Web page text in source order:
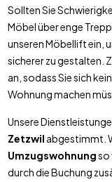
Sollten Sie
Möbel über enge
unseren Möbellift ein,
sicherer zu gestalten.
an, sodass Sie sich
Wohnung machen
Unsere
Zetzwil abgestimmt.
Umzugswohnungso
durch die Buchung